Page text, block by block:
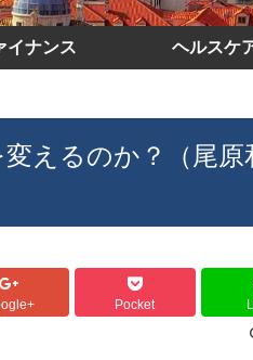
イナンス ヘルスケ
えるのか？（尾原
Pocket